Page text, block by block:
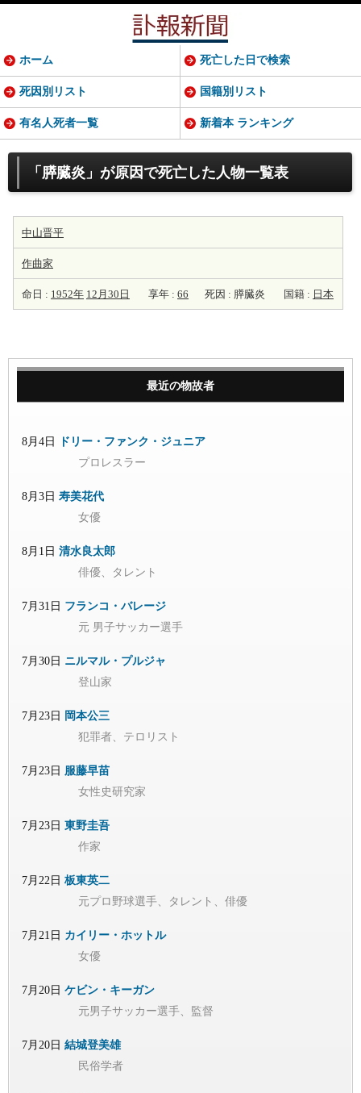
「膵臓炎」が原因で死亡した人物一覧表
中山晋平
作曲家
命日 : 1952年 12月30日 享年 : 66 死因 : 膵臓炎 国籍 : 日本
ホーム 死亡した日で検索
死因別リスト 国籍別リスト
有名人死者一覧 新着本 ランキング
最近の物故者
8月4日
ドリー・ファンク・ジュニア
プロレスラー
8月3日 寿美花代
女優
8月1日 清水良太郎
俳優、タレント
7月31日 フランコ・バレージ
元 男子サッカー選手
7月30日 ニルマル・プルジャ
登山家
7月23日 岡本公三
犯罪者、テロリスト
7月23日 服藤早苗
女性史研究家
7月23日 東野圭吾
作家
7月22日 板東英二
元プロ野球選手、タレント、俳優
7月21日 カイリー・ホットル
女優
7月20日 ケビン・キーガン
元男子サッカー選手、監督
7月20日 結城登美雄
民俗学者